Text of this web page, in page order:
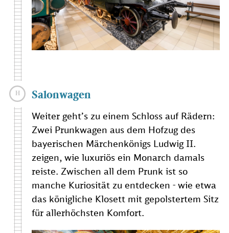
Salonwagen
Weiter geht’s zu einem Schloss auf Rädern:
Zwei Prunkwagen aus dem Hofzug des
bayerischen Märchenkönigs Ludwig II.
zeigen, wie luxuriös ein Monarch damals
reiste. Zwischen all dem Prunk ist so
manche Kuriosität zu entdecken - wie etwa
das königliche Klosett mit gepolstertem Sitz
für allerhöchsten Komfort.